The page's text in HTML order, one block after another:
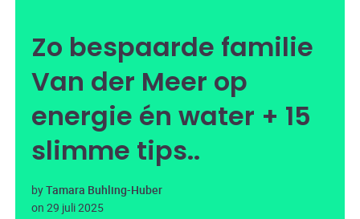
Zo bespaarde familie
Van der Meer op
energie én water + 15
slimme tips.
byTamara Buhling-Huber
on 29 juli 2025